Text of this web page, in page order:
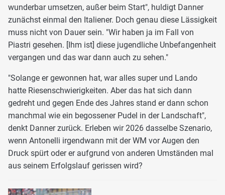
wunderbar umsetzen, außer beim Start", huldigt Danner
zunächst einmal den Italiener. Doch genau diese Lässigkeit
muss nicht von Dauer sein. "Wir haben ja im Fall von
Piastri gesehen. [Ihm ist] diese jugendliche Unbefangenheit
vergangen und das war dann auch zu sehen."
"Solange er gewonnen hat, war alles super und Lando
hatte Riesenschwierigkeiten. Aber das hat sich dann
gedreht und gegen Ende des Jahres stand er dann schon
manchmal wie ein begossener Pudel in der Landschaft",
denkt Danner zurück. Erleben wir 2026 dasselbe Szenario,
wenn Antonelli irgendwann mit der WM vor Augen den
Druck spürt oder er aufgrund von anderen Umständen mal
aus seinem Erfolgslauf gerissen wird?